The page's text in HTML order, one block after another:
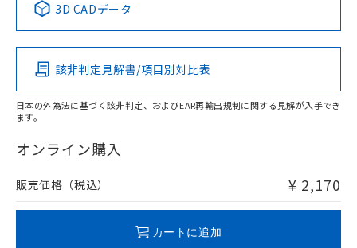
Pb Hg Cd Cr(VI)
O
在庫等で未対応品が混在する可能性があります。
問い合わせください。
3D CADデータ
該非判定見解書/項目別対比表
日本の外為法に基づく該非判定、およびEAR再輸出規制に関する見解が入手でき
ます。
オンライン購入
販売価格（税込） ¥ 2,170
カートに追加